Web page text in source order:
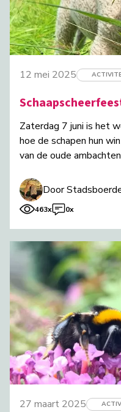
12 mei 2025
Zaterdag 7 juni is het
hoe de schapen hun
van de oude
Door
463x 0x
27 maart 2025